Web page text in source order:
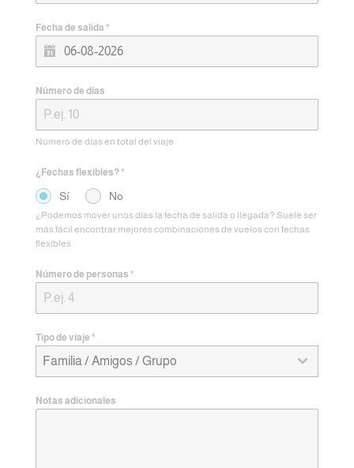
Fecha de salida *
Número de días
Número de días en total del viaje
¿Fechas flexibles?*
Sí No
¿Podemos mover unos días la fecha de salida o llegada? Suele ser
más fácil encontrar mejores combinaciones de vuelos con fechas
flexibles
Número de personas *
Tipo de viaje *
Familia / Amigos / Grupo
Notas adicionales